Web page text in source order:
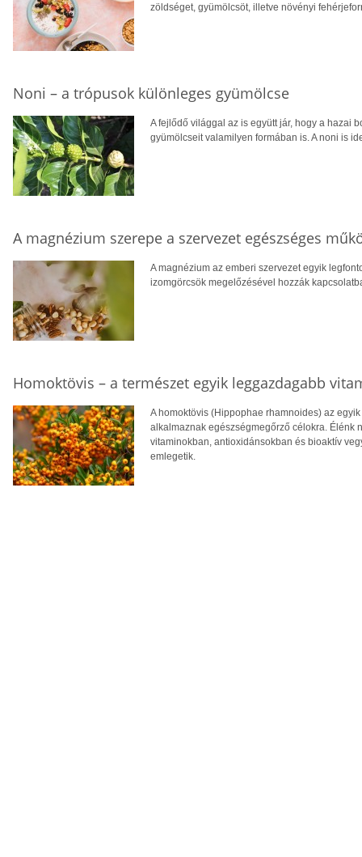
zöldséget, gyümölcsöt, illetve növényi
Noni – a trópusok különleges gyümölcse
A fejlődő világgal az is együtt jár, hogy a hazai
gyümölcseit valamilyen formában is. A noni is
A magnézium szerepe a szervezet egészséges
A magnézium az emberi szervezet egyik
izomgörcsök megelőzésével hozzák
Homoktövis – a természet egyik leggazdagabb
A homoktövis (Hippophae rhamnoides) az
alkalmaznak egészségmegőrző célokra. Élénk
vitaminokban, antioxidánsokban és bioaktív
emlegetik.